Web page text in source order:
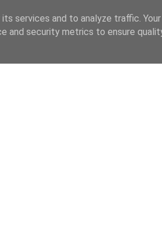
services and to analyze traffic.
and security metrics to ensure